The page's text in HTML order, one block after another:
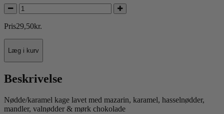
Pris29,50kr.
Læg i kurv
Beskrivelse
Nødde/karamel kage lavet med mazarin, karamel, hasselnødder,
mandler, valnødder & mørk chokolade